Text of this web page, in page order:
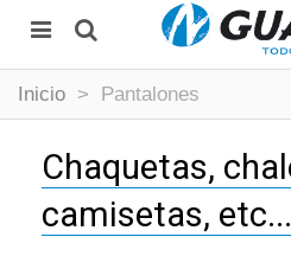
Inicio > Pantalones
Chaquetas,
camisetas, etc...